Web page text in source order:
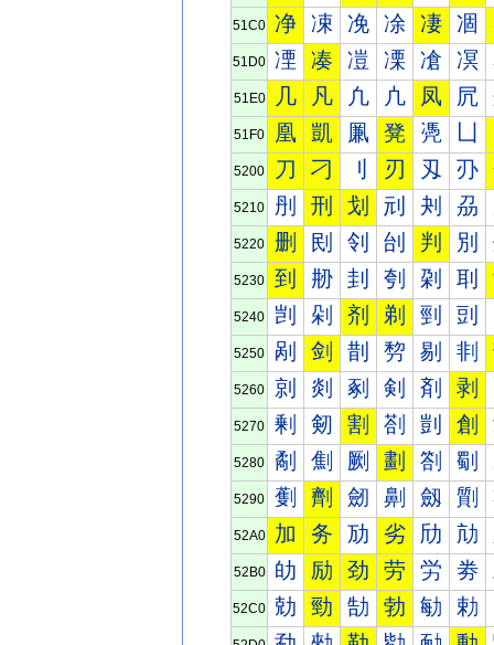
51C0 净 凁 凂 凃 凄 凅
51D0 凐 凑 凒 凓 凔 凕
51E0 几 凡 凢 凣 凤 凥
51F0 凰 凱 凲 凳 凴
5200 刀 刁 刂 刃 刄 刅
5210 刐 刑 划 刓 刔 刕
5220 删 刡 刢 刣 判 別
5230 到 刱 刲 刳 刴 刵
5240 剀 剁 剂 剃 剄 剅
5250 剐 剑 剒 剓 剔 剕
5260 剠 剡 剢 剣 剤 剥
5270 剰 剱 割 剳 剴 創
5280 劀 劁 劂 劃 劄 劅
5290 劐 劑 劒 劓 劔 劕
52A0 加 务 劢 劣 劤 劥
52B0 劰 励 劲 劳 労 劵
52C0 勀 勁 勂 勃 勄 勅